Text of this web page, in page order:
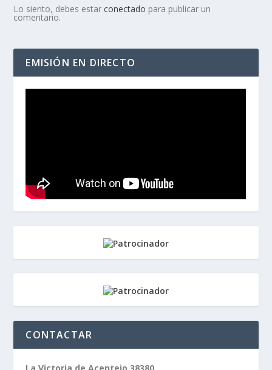
Lo siento, debes estarconectado para publicar un
comentario.
EMISIÓN EN DIRECTO
CONTACTAR